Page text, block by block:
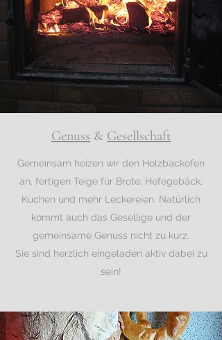
Genuss & Gesellschaft
Gemeinsam heizen wir den Holzbackofen
an, fertigen Teige für Brote, Hefegebäck,
Kuchen und mehr Leckereien. Natürlich
kommt auch das Gesellige und der
gemeinsame Genuss nicht zu kurz.
Sie sind herzlich eingeladen aktiv dabei zu
sein!